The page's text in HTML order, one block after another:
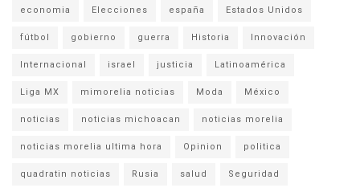
economia Elecciones españa Estados Unidos
fútbol gobierno guerra Historia Innovación
Internacional israel justicia Latinoamérica
Liga MX mimorelia noticias Moda México
noticias noticias michoacan noticias morelia
noticias morelia ultima hora Opinion politica
quadratin noticias Rusia salud Seguridad